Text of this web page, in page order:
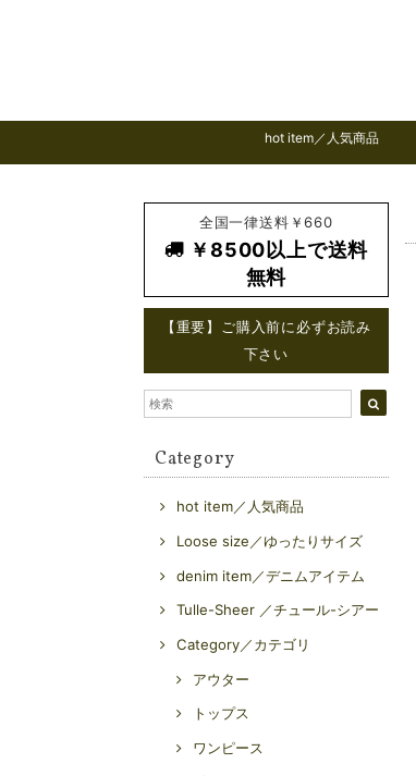
hot item／人気商品
全国一律送料￥660
￥8500以上で送料
無料
【重要】ご購入前に必ずお読み
下さい
Category
hot item／人気商品
Loose size／ゆったりサイズ
denim item／デニムアイテム
Tulle-Sheer ／チュール-シアー
Category／カテゴリ
アウター
トップス
ワンピース